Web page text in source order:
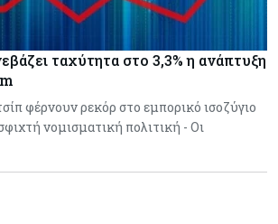
ταχύτητα στο 3,3% η ανάπτυξη
φέρνουν ρεκόρ στο εμπορικό ισοζύγιο
νομισματική πολιτική - Οι